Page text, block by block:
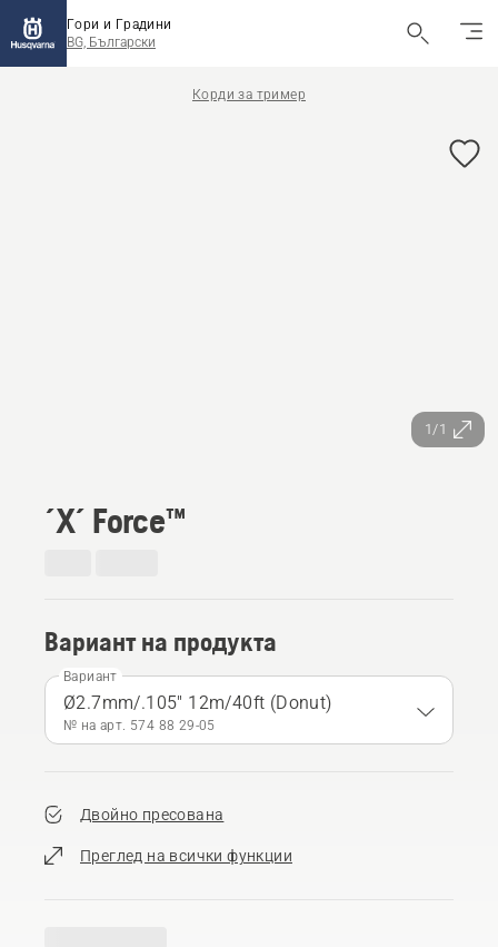
Гори и Градини
BG, Български
Корди за тример
1/1
´X´ Force™
Вариант на продукта
Вариант
Ø2.7mm/.105" 12m/40ft (Donut)
№ на арт. 574 88 29‑05
Двойно пресована
Преглед на всички функции